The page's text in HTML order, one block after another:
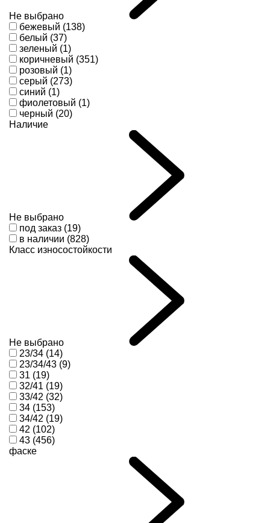
Не выбрано
бежевый (138)
белый (37)
зеленый (1)
коричневый (351)
розовый (1)
серый (273)
синий (1)
фиолетовый (1)
черный (20)
Наличие
Не выбрано
под заказ (19)
в наличии (828)
Класс износостойкости
Не выбрано
23/34 (14)
23/34/43 (9)
31 (19)
32/41 (19)
33/42 (32)
34 (153)
34/42 (19)
42 (102)
43 (456)
фаске